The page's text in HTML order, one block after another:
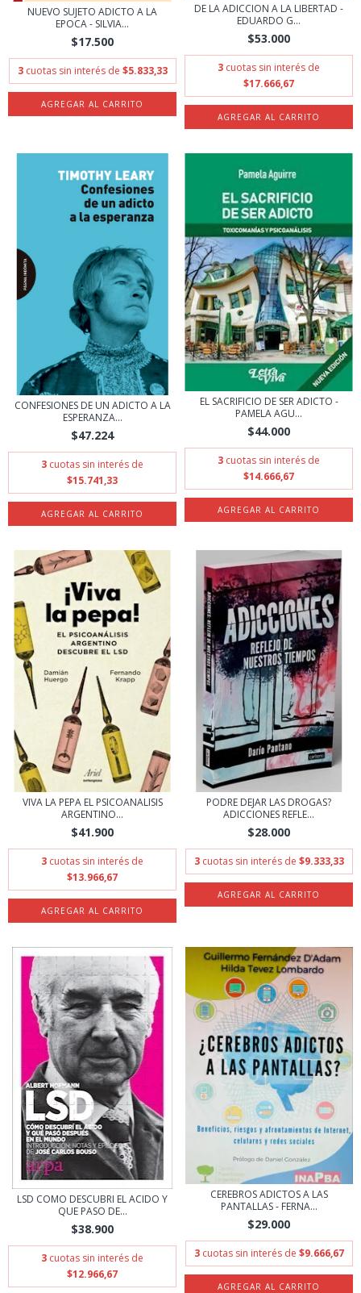
NUEVO SUJETO ADICTO A LA
EPOCA - SILVIA...
$17.500
3 cuotas sin interés de $5.833,33
DE LA ADICCION A LA LIBERTAD -
EDUARDO G...
$53.000
3 cuotas sin interés de
$17.666,67
CONFESIONES DE UN ADICTO A LA
ESPERANZA...
$47.224
3 cuotas sin interés de
$15.741,33
EL SACRIFICIO DE SER ADICTO -
PAMELA AGU...
$44.000
3 cuotas sin interés de
$14.666,67
VIVA LA PEPA EL PSICOANALISIS
ARGENTINO...
$41.900
3 cuotas sin interés de
$13.966,67
PODRE DEJAR LAS DROGAS?
ADICCIONES REFLE...
$28.000
3 cuotas sin interés de $9.333,33
LSD COMO DESCUBRI EL ACIDO Y
QUE PASO DE...
$38.900
3 cuotas sin interés de
$12.966,67
CEREBROS ADICTOS A LAS
PANTALLAS - FERNA...
$29.000
3 cuotas sin interés de $9.666,67